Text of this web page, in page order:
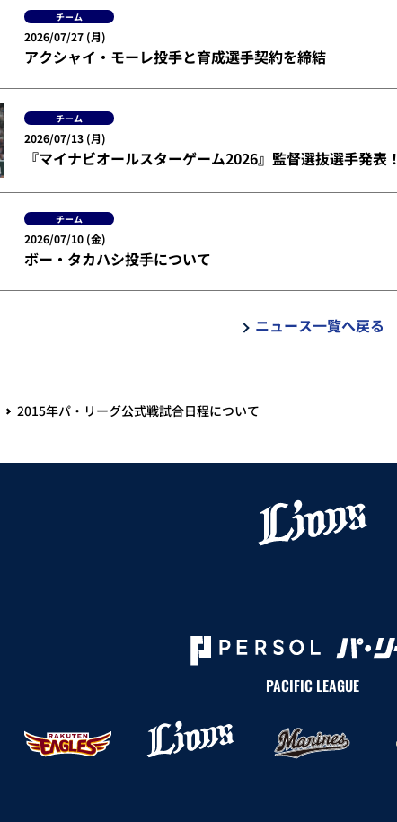
チーム
2026/07/27 (月)
アクシャイ・モーレ投手と育成選手契約を締結
チーム
2026/07/13 (月)
『マイナビオールスターゲーム2026』監督選抜選手発表！
チーム
2026/07/10 (金)
ボー・タカハシ投手について
ニュース一覧へ戻る
2015年パ・リーグ公式戦試合日程について
PACIFIC LEAGUE